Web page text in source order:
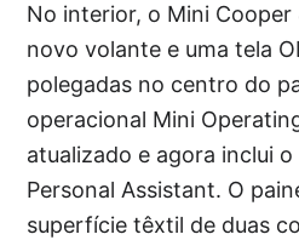
No interior, o Mini
novo volante e uma tela
polegadas no centro do
operacional Mini
atualizado e agora inclui
Personal Assistant. O
superfície têxtil de duas